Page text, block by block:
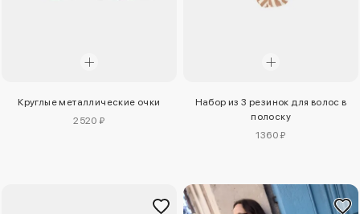
Круглые металлические очки
2520 ₽
Набор из 3 резинок для волос в
полоску
1360 ₽